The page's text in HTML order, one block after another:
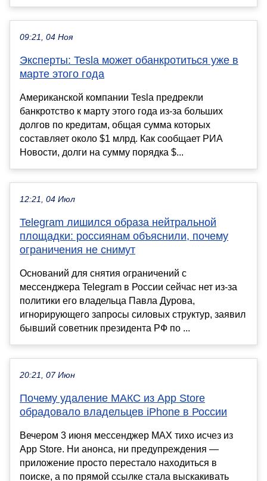
09:21, 04 Ноя
Эксперты: Tesla может обанкротиться уже в
марте этого года
Американской компании Tesla предрекли
банкротство к марту этого года из-за больших
долгов по кредитам, общая сумма которых
составляет около $1 млрд. Как сообщает РИА
Новости, долги на сумму порядка $...
12:21, 04 Июл
Telegram лишился образа нейтральной
площадки: россиянам объяснили, почему
ограничения не снимут
Оснований для снятия ограничений с
мессенджера Telegram в России сейчас нет из-за
политики его владельца Павла Дурова,
игнорирующего запросы силовых структур, заявил
бывший советник президента РФ по ...
20:21, 07 Июн
Почему удаление МАКС из App Store
обрадовало владельцев iPhone в России
Вечером 3 июня мессенджер MAX тихо исчез из
App Store. Ни анонса, ни предупреждения —
приложение просто перестало находиться в
поиске, а по прямой ссылке стала выскакивать